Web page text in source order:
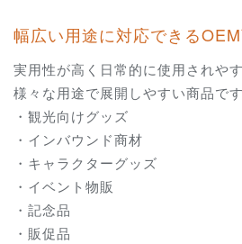
幅広い用途に対応できる
実用性が高く日常的に使用されや
様々な用途で展開しやすい商品です
・観光向けグッズ
・インバウンド商材
・キャラクターグッズ
・イベント物販
・記念品
・販促品